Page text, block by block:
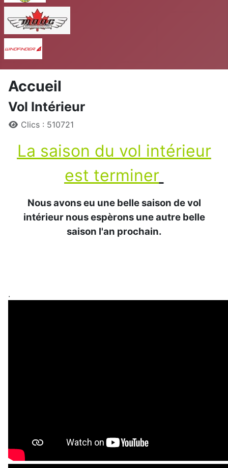
Accueil
Vol Intérieur
DétailsClics : 510721
La saison du vol intérieur
est terminer
Nous avons eu une belle saison de vol
intérieur nous espèrons une autre belle
saison l'an prochain.
.